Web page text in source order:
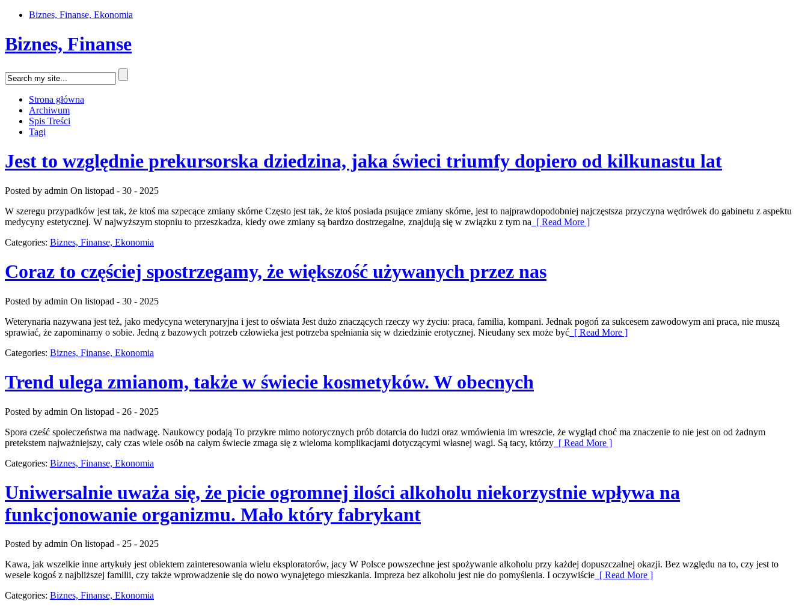
Biznes, Finanse, Ekonomia
Biznes, Finanse
Strona główna
Archiwum
Spis Treści
Tagi
Jest to względnie prekursorska dziedzina, jaka świeci triumfy dopiero od kilkunastu lat
Posted by admin On listopad - 30 - 2025
W szeregu przypadków jest tak, że ktoś ma szpecące zmiany skórne Często jest tak, że ktoś posiada psujące zmiany skórne, jest to najprawdopodobniej najczęstsza przyczyna wędrówek do gabinetu z aspektu
medycyny estetycznej. W najwyższym stopniu to przeszkadza, kiedy owe zmiany są bardzo dostrzegalne, znajdują się w związku z tym na [ Read More ]
Categories: Biznes, Finanse, Ekonomia
Coraz to częściej spostrzegamy, że większość używanych przez nas
Posted by admin On listopad - 30 - 2025
Weterynaria nazywana jest też, jako medycyna weterynaryjna i jest to oświata Jest dużo znaczących rzeczy wy życiu: praca, familia, kompani. Jednak pogoń za sukcesem zawodowym ani praca, nie muszą
sprawiać, że zapominamy o sobie. Jedną z bazowych potrzeb człowieka jest potrzeba spełniania się w dziedzinie erotycznej. Nieudany sex może być [ Read More ]
Categories: Biznes, Finanse, Ekonomia
Trend ulega zmianom, także w świecie kosmetyków. W obecnych
Posted by admin On listopad - 26 - 2025
Spora cześć społeczeństwa ma nadwagę. Naukowcy podają To przykre mimo notorycznych prób dotarcia do ludzi oraz wmówienia im wreszcie, że wygląd choć ma znaczenie to nie jest on od żadnym
pretekstem najważniejszy, cały czas wiele osób na całym świecie zmaga się z wieloma komplikacjami dotyczącymi własnej wagi. Są tacy, którzy [ Read More ]
Categories: Biznes, Finanse, Ekonomia
Uniwersalnie uważa się, że picie ogromnej ilości alkoholu niekorzystnie wpływa na
funkcjonowanie organizmu. Mało który fabrykant
Posted by admin On listopad - 25 - 2025
Kawa, jak wszelkie inne artykuły jest obiektem zainteresowania wielu eksploratorów, jacy W Polsce powszechne jest spożywanie alkoholu przy każdej dopuszczalnej okazji. Bez względu na to, czy jest to
wesele kogoś z najbliższej familii, czy także wprowadzenie się do nowo wynajętego mieszkania. Impreza bez alkoholu jest nie do pomyślenia. I oczywiście [ Read More ]
Categories: Biznes, Finanse, Ekonomia